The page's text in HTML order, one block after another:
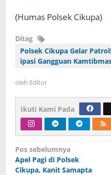
(Humas Polsek Cikupa)
Ditag
Polsek Cikupa Gelar
ipasi Gangguan
oleh Editor
Ikuti Kami Pada
Navigasi
pos
Pos sebelumnya
Apel Pagi di Polsek
Cikupa, Kanit Samapta